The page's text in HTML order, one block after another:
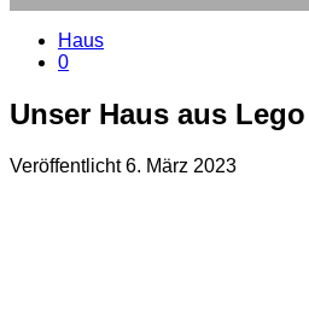
Haus
0
Unser Haus aus Lego
Veröffentlicht6. März 2023